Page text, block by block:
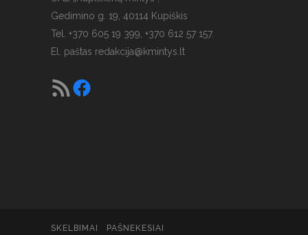
Gedimino g. 19, 40114 Kupiškis
Tel. +370 605 19 399, +370 612 57 157.
El. paštas redakcija@kmintys.lt
SKELBIMAI PAŠNEKESIAI